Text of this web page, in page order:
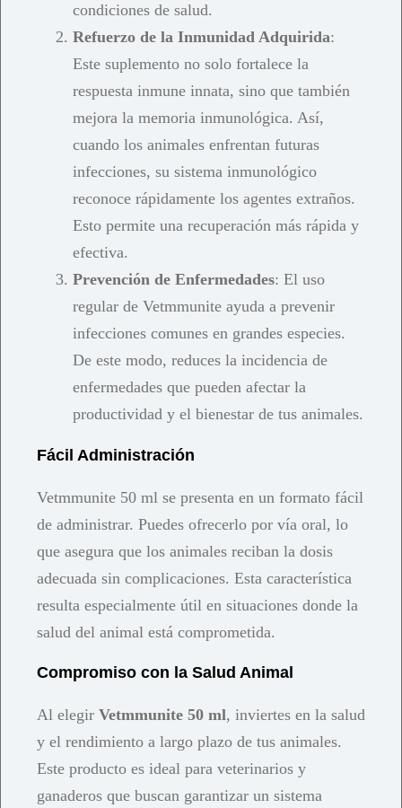
condiciones de salud.
Refuerzo de la Inmunidad Adquirida:
Este suplemento no solo fortalece la
respuesta inmune innata, sino que también
mejora la memoria inmunológica. Así,
cuando los animales enfrentan futuras
infecciones, su sistema inmunológico
reconoce rápidamente los agentes extraños.
Esto permite una recuperación más rápida y
efectiva.
Prevención de Enfermedades: El uso
regular de Vetmmunite ayuda a prevenir
infecciones comunes en grandes especies.
De este modo, reduces la incidencia de
enfermedades que pueden afectar la
productividad y el bienestar de tus animales.
Fácil Administración
Vetmmunite 50 ml se presenta en un formato fácil
de administrar. Puedes ofrecerlo por vía oral, lo
que asegura que los animales reciban la dosis
adecuada sin complicaciones. Esta característica
resulta especialmente útil en situaciones donde la
salud del animal está comprometida.
Compromiso con la Salud Animal
Al elegir Vetmmunite 50 ml, inviertes en la salud
y el rendimiento a largo plazo de tus animales.
Este producto es ideal para veterinarios y
ganaderos que buscan garantizar un sistema